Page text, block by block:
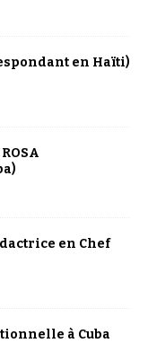
en Haïti)
en Chef
à Cuba